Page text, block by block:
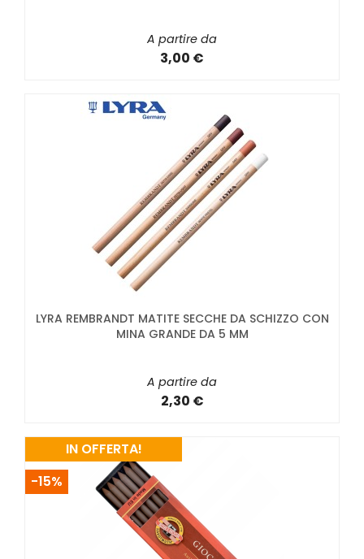
A partire da
3,00 €
LYRA REMBRANDT MATITE SECCHE DA SCHIZZO CON
MINA GRANDE DA 5 MM
A partire da
2,30 €
IN OFFERTA!
-15%